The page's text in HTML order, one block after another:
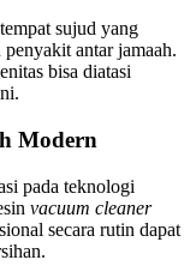
sujud yang
antar jamaah.
bisa diatasi
Modern
pada teknologi
vacuum cleaner
secara rutin dapat